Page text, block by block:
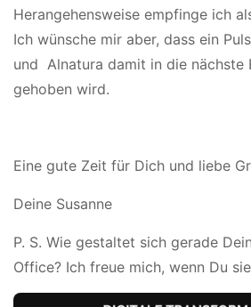
Herangehensweise empfinge ich
Ich wünsche mir aber, dass ein
und Alnatura damit in die nächste
gehoben wird.
Eine gute Zeit für Dich und liebe
Deine Susanne
P. S. Wie gestaltet sich gerade
Office? Ich freue mich, wenn Du